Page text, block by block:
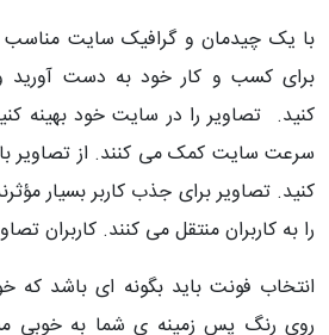
با یک چیدمان و گرافیک سایت مناسب
برای کسب و کار خود به دست آورید و
کنید. تصاویر را در سایت خود بهینه
سرعت سایت کمک می کنند. از تصاویر
کنید. تصاویر برای جذب کاربر بسیار
را به کاربران منتقل می کنند. کاربران
انتخاب فونت باید بگونه ای باشد که
روی رنگ پس زمینه ی شما به خوبی